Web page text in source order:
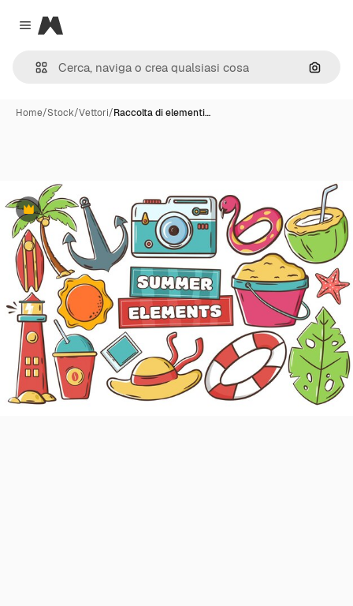
Close menu
Magnific
Cerca
Home/Stock/Vettori/Raccolta di elementi…
Premium